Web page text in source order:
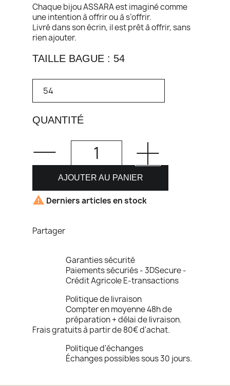
Chaque bijou ASSARA est imaginé comme
une intention à offrir ou à s’offrir.
Livré dans son écrin, il est prêt à offrir, sans
rien ajouter.
TAILLE BAGUE : 54
QUANTITÉ
AJOUTER AU PANIER
 Derniers articles en stock
Partager
Garanties sécurité
Paiements sécuriés - 3DSecure -
Crédit Agricole E-transactions
Politique de livraison
Compter en moyenne 48h de
préparation + délai de livraison.
Frais gratuits à partir de 80€ d'achat.
Politique d'échanges
Échanges possibles sous 30 jours.